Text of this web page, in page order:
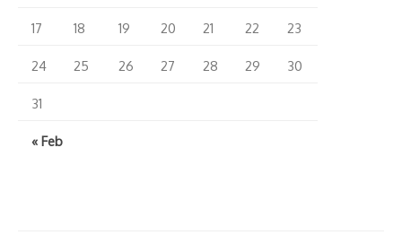
« Feb
17 18 19 20 21 22 23
24 25 26 27 28 29 30
31